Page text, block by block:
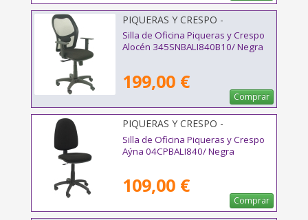
PIQUERAS Y CRESPO -
345SNBALI840B10
Silla de Oficina Piqueras y Crespo
Alocén 345SNBALI840B10/ Negra
199,00 €
Comprar
PIQUERAS Y CRESPO -
04CPBALI840
Silla de Oficina Piqueras y Crespo
Aýna 04CPBALI840/ Negra
109,00 €
Comprar